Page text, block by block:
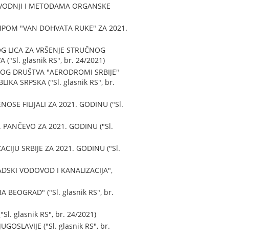
I METODAMA ORGANSKE
"VAN DOHVATA RUKE" ZA 2021.
LICA ZA VRŠENJE STRUČNOG
("Sl. glasnik RS", br. 24/2021)
DRUŠTVA "AERODROMI SRBIJE"
SRPSKA ("Sl. glasnik RS", br.
FILIJALI ZA 2021. GODINU ("Sl.
PANČEVO ZA 2021. GODINU ("Sl.
SRBIJE ZA 2021. GODINU ("Sl.
VODOVOD I KANALIZACIJA",
BEOGRAD" ("Sl. glasnik RS", br.
("Sl. glasnik RS", br. 24/2021)
("Sl. glasnik RS", br.